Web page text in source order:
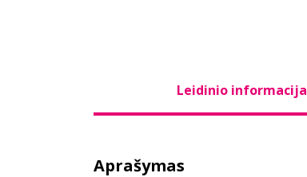
Leidinio informacija
Aprašymas